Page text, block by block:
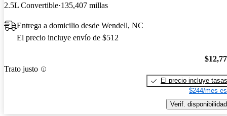
2.5L Convertible 135,407 millas
Entrega a domicilio desde Wendell, NC
El precio incluye envío de $512
Trato justo
El precio incluye tasas
$244/mes
Verif. disponibilidad